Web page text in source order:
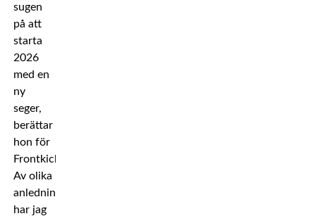
sugen
på att
starta
2026
med en
ny
seger,
berättar
hon för
Frontkick.
Av olika
anledningar
har jag